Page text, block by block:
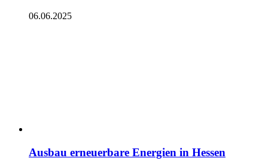
06.06.2025
Ausbau erneuerbare Energien in Hessen